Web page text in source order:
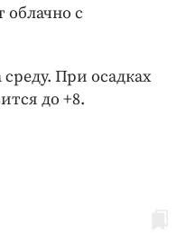
облачно с
При осадках
до +8.